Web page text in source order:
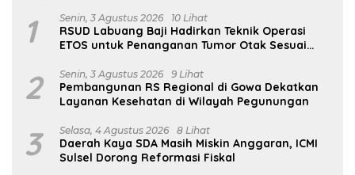
1 Senin, 3 Agustus 2026 10 Lihat
RSUD Labuang Baji Hadirkan Teknik Operasi
ETOS untuk Penanganan Tumor Otak Sesuai
2 Senin, 3 Agustus 2026 9 Lihat
Pembangunan RS Regional di Gowa Dekatkan
Layanan Kesehatan di Wilayah Pegunungan
3 Selasa, 4 Agustus 2026 8 Lihat
Daerah Kaya SDA Masih Miskin Anggaran, ICMI
Sulsel Dorong Reformasi Fiskal